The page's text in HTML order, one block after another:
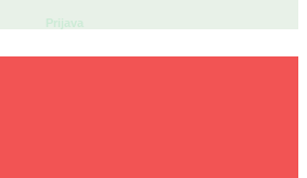
Prijava